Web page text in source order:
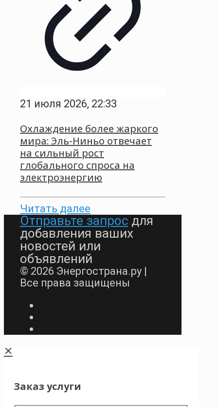
21 июля 2026, 22:33
Охлаждение более жаркого
мира: Эль-Ниньо отвечает
на сильный рост
глобального спроса на
электроэнергию
Читать далее
Отправьте запрос для
добавления ваших
новостей или
объявлений
© 2026 Энергострана.ру |
Все права защищены
✕
Заказ услуги